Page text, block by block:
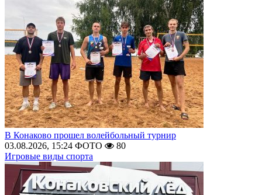
В Конаково прошел волейбольный турнир
03.08.2026, 15:24 ФОТО
80
Игровые виды спорта